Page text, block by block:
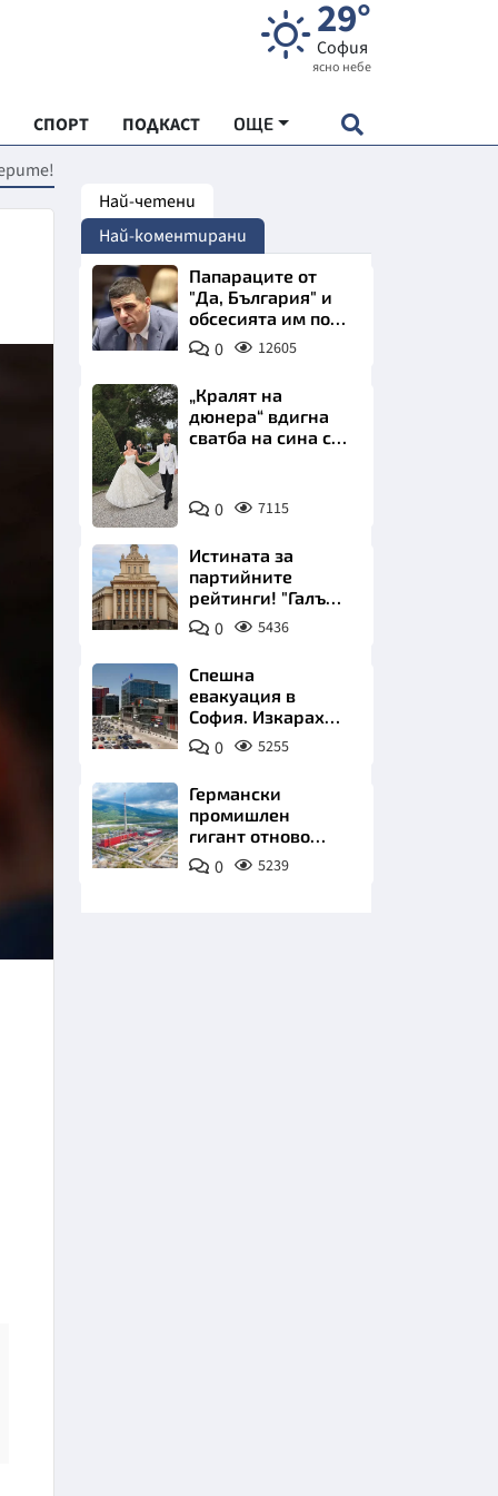
29°
София
ясно небе
СПОРТ ПОДКАСТ ОЩЕ
"ЧУДЕСАТА НА БЪЛГАРИЯ"
ХРАНА
ИКОНОМИКА
Най-четени
Най-коментирани
Папараците от
"Да, България" и
обсесията им по
Пеевски
0 12605
Снимка:
Инстаграм
„Кралят на
дюнера“ вдигна
сватба на сина си
Комо
0 7115
Истината за
партийните
рейтинги! "Галъп"
разби митовете
0 5436
Спешна
евакуация в
София. Изкараха
хиляди на
улицата
0 5255
Германски
промишлен
гигант отново
позлатява наш
град
0 5239